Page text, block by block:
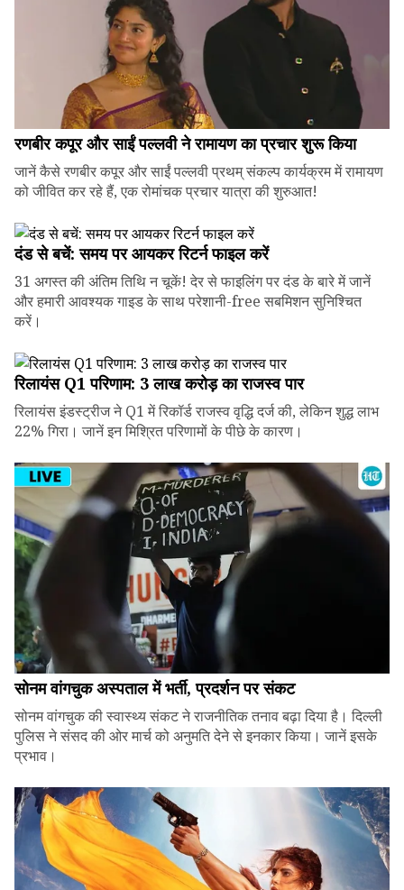
रणबीर कपूर और साईं पल्लवी ने रामायण का प्रचार शुरू किया
जानें कैसे रणबीर कपूर और साईं पल्लवी प्रथम् संकल्प कार्यक्रम में रामायण
को जीवित कर रहे हैं, एक रोमांचक प्रचार यात्रा की शुरुआत!
दंड से बचें: समय पर आयकर रिटर्न फाइल करें
31 अगस्त की अंतिम तिथि न चूकें! देर से फाइलिंग पर दंड के बारे में जानें
और हमारी आवश्यक गाइड के साथ परेशानी-free सबमिशन सुनिश्चित
करें।
रिलायंस Q1 परिणाम: ₹3 लाख करोड़ का राजस्व पार
रिलायंस इंडस्ट्रीज ने Q1 में रिकॉर्ड राजस्व वृद्धि दर्ज की, लेकिन शुद्ध लाभ
22% गिरा। जानें इन मिश्रित परिणामों के पीछे के कारण।
सोनम वांगचुक अस्पताल में भर्ती, प्रदर्शन पर संकट
सोनम वांगचुक की स्वास्थ्य संकट ने राजनीतिक तनाव बढ़ा दिया है। दिल्ली
पुलिस ने संसद की ओर मार्च को अनुमति देने से इनकार किया। जानें इसके
प्रभाव।